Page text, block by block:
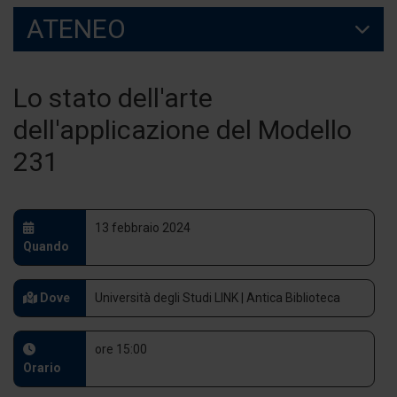
ATENEO
Lo stato dell'arte
dell'applicazione del Modello
231
Quando
13 febbraio 2024
Dove Università degli Studi LINK | Antica Biblioteca
Orario
ore 15:00